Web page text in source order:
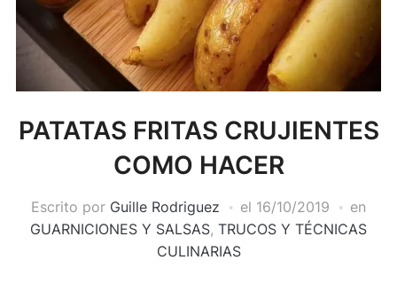
PATATAS FRITAS CRUJIENTES
COMO HACER
Escrito por Guille Rodriguez el 16/10/2019
en
GUARNICIONES Y SALSAS, TRUCOS Y TÉCNICAS
CULINARIAS